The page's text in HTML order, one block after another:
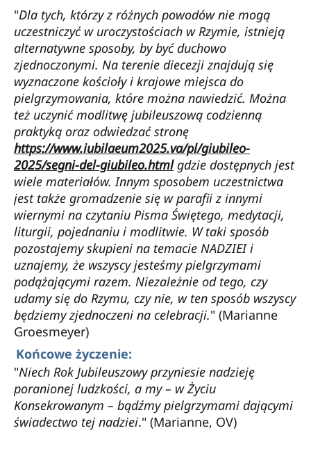
"Dla tych, którzy z różnych powodów nie mogą
uczestniczyć w uroczystościach w Rzymie, istnieją
alternatywne sposoby, by być duchowo
zjednoczonymi. Na terenie diecezji znajdują się
wyznaczone kościoły i krajowe miejsca do
pielgrzymowania, które można nawiedzić. Można
też uczynić modlitwę jubileuszową codzienną
praktyką oraz odwiedzać stronę
https://www.iubilaeum2025.va/pl/giubileo-
2025/segni-del-giubileo.htmlgdzie dostępnych jest
wiele materiałów. Innym sposobem uczestnictwa
jest także gromadzenie się w parafii z innymi
wiernymi na czytaniu Pisma Świętego, medytacji,
liturgii, pojednaniu i modlitwie. W taki sposób
pozostajemy skupieni na temacie NADZIEI i
uznajemy, że wszyscy jesteśmy pielgrzymami
podążającymi razem. Niezależnie od tego, czy
udamy się do Rzymu, czy nie, w ten sposób wszyscy
będziemy zjednoczeni na celebracji." (Marianne
Groesmeyer)
Końcowe życzenie:
"Niech Rok Jubileuszowy przyniesie nadzieję
poranionej ludzkości, a my – w Życiu
Konsekrowanym – bądźmy pielgrzymami dającymi
świadectwo tej nadziei." (Marianne, OV)